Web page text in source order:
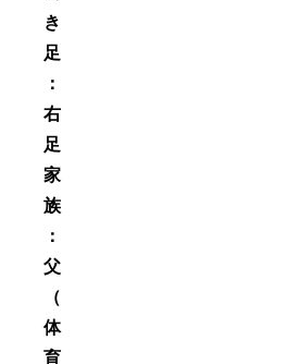
き
足
：
右
足
家
族
：
父
（
体
育